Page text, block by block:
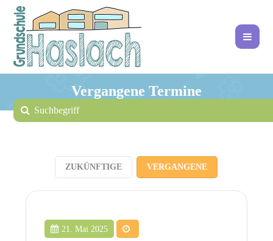
Vergangene Termine
ZUKÜNFTIGE VERGANGENE
21. Mai 2025